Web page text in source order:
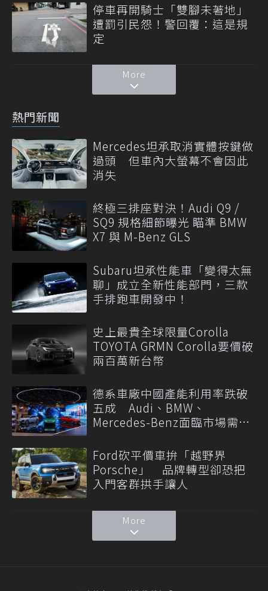
停車再開騎士「雙腳未著地」
遭罰引民怨！警回覆：這是規
定
More
熱門新聞
Mercedes坦承取消實體按鍵做
過頭 但車內大螢幕不會因此
消失
終極三排座對決！Audi Q9 /
SQ9 規格細節曝光 瞄準 BMW
X7 與 M-Benz GLS
Subaru坦承性能車「變得太無
聊」成立全新性能部門，三款
手排跑車開發中！
史上最貴全球限量Corolla
TOYOTA GRMN Corolla要價破
兩百萬新台幣
德系車廠中國產能利用率跌破
五成 Audi、BMW、
Mercedes-Benz面臨市場需求
Ford砍平價車拚「越野界
Porsche」 品牌轉型卻恐把
入門客群拱手讓人
More